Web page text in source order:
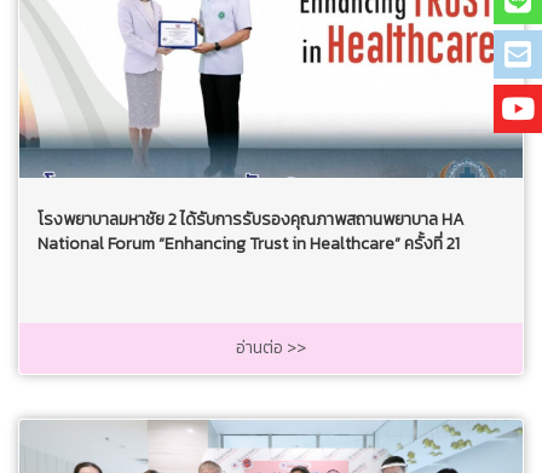
โรงพยาบาลมหาชัย 2 ได้รับการรับรองคุณภาพสถานพยาบาล HA
National Forum “Enhancing Trust in Healthcare” ครั้งที่ 21
อ่านต่อ >>